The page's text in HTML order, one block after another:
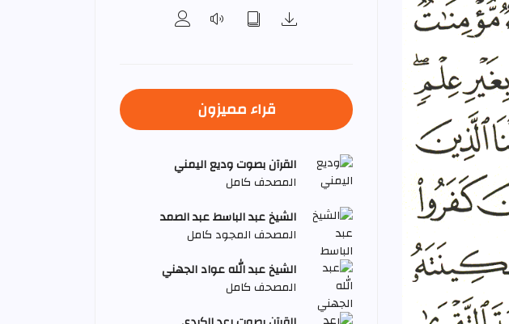
قراء مميزون
القرآن بصوت وديع اليمني
المصحف كامل
الشيخ عبد الباسط عبد الصمد
المصحف المجود كامل
الشيخ عبد الله عواد الجهني
المصحف كامل